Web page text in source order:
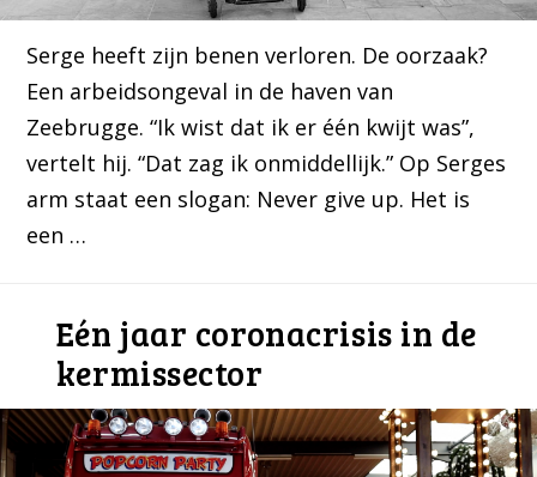
Serge heeft zijn benen verloren. De oorzaak?
Een arbeidsongeval in de haven van
Zeebrugge. “Ik wist dat ik er één kwijt was”,
vertelt hij. “Dat zag ik onmiddellijk.” Op Serges
arm staat een slogan: Never give up. Het is
een …
Eén jaar coronacrisis in de
kermissector